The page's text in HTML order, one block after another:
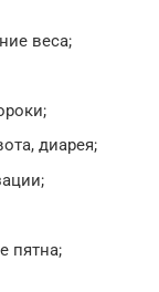
веса;
диарея;
пятна;